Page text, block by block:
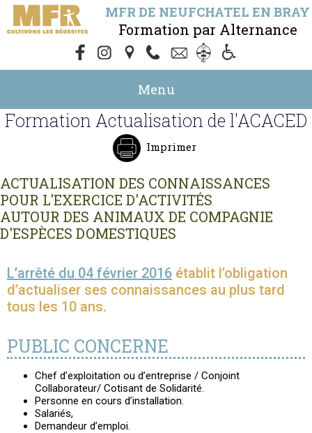
MFR DE NEUFCHATEL EN BRAY
Formation par Alternance
Menu
Formation Actualisation de l'ACACED
Imprimer
ACTUALISATION DES CONNAISSANCES
POUR L'EXERCICE D'ACTIVITÉS
AUTOUR DES ANIMAUX DE COMPAGNIE
D'ESPÈCES DOMESTIQUES
L’arrêté du 04 février 2016 établit l’obligation
d’actualiser ses connaissances au plus tard
tous les 10 ans.
PUBLIC CONCERNE
Chef d’exploitation ou d’entreprise / Conjoint
Collaborateur/ Cotisant de Solidarité.
Personne en cours d’installation.
Salariés,
Demandeur d’emploi.